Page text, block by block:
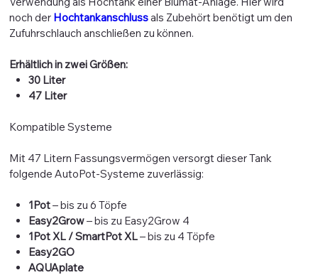
noch der Hochtankanschlussals Zubehört benötigt um den
Zufuhrschlauch anschließen zu können.
Erhältlich in zwei Größen:
30 Liter
47 Liter
Kompatible Systeme
Mit 47 Litern Fassungsvermögen versorgt dieser Tank
folgende AutoPot-Systeme zuverlässig:
1Pot– bis zu 6 Töpfe
Easy2Grow– bis zu Easy2Grow 4
1Pot XL / SmartPot XL– bis zu 4 Töpfe
Easy2GO
AQUAplate